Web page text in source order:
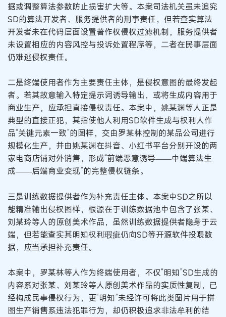
据或调整算法参数防止损害扩大等。本案司法机关虽未追究
SD的算法开发者、服务提供者的刑事责任，但若查实算法
开发者未在代码层面设置著作权侵权过滤机制，服务提供者
未设置相应的内容风控与投诉处置程序等，二者在民事层面
仍难逃侵权责任。
二是终端使用者作为主要责任主体，是侵权意图的最终发起
者。若其故意输入特定提示词诱导输出，或将生成内容用于
商业生产，应承担直接侵权责任。本案中，姚某渊等人正是
典型的直接正犯，其指使他人利用SD软件生成与权利人作
品“关键元素一致”的图样，交由罗某林控制的某品公司进行
规模化生产，并由姚某渊在抖音、小红书平台分别开设的两
家电商店铺对外销售，形成“前端恶意诱导——中端算法生
成——后端商业变现”的完整侵权链条。
三是训练数据提供者作为补充责任主体。本案中SD之所以
能精准输出侵权图样，根源在于训练数据池中包含了张某、
刘某玲等人的原创美术作品，虽然训练数据提供者隐身于云
端，但若能查实其明知权利瑕疵仍向SD等开源软件投喂数
据，应当承担补充责任。
本案中，罗某林等人作为终端使用者，不仅“明知”SD生成的
内容系对张某、刘某玲等人原创美术作品的实质性复制，已
经构成民事侵权行为，更“明知”未经许可将此类图片用于拼
图生产销售系违法犯罪行为，却仍积极追求非法牟利的结